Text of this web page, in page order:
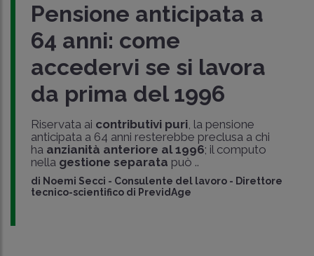
Pensione anticipata a
64 anni: come
accedervi se si lavora
da prima del 1996
Riservata ai contributivi puri, la pensione
anticipata a 64 anni resterebbe preclusa a chi
ha anzianità anteriore al 1996; il computo
nella gestione separata può ..
di Noemi Secci - Consulente del lavoro - Direttore
tecnico-scientifico di PrevidAge